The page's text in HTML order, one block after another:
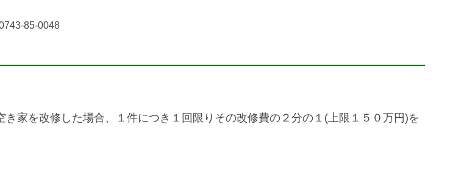
85-0048
き家を改修した場合、１件につき１回限りその改修費の２分の１(上限１５０万円)を